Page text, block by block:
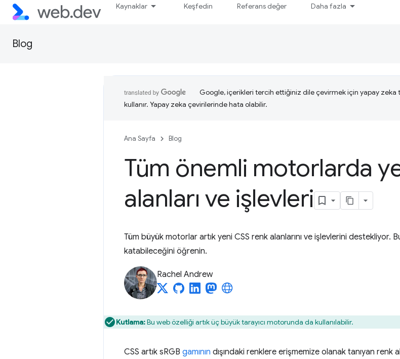
Kaynaklar Keşfedin Referans değer Daha fazla
Blog
Google, içerikleri tercih ettiğiniz dile çevirmek için yapay zeka
kullanır. Yapay zeka çevirilerinde hata olabilir.
Ana Sayfa Blog
Tüm önemli motorlarda
alanları ve işlevleri
Tüm büyük motorlar artık yeni CSS renk alanlarını ve işlevlerini destekliyor. Bu
katabileceğini öğrenin.
Rachel Andrew
Kutlama:Bu web özelliği artık üç büyük tarayıcı motorunda da kullanılabilir.
CSS artık sRGB gamının dışındaki renklere erişmemize olanak tanıyan renk